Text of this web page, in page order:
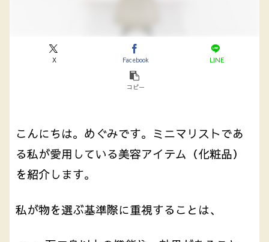
X Facebook LINE
コピー
こんにちは。めぐみです。ミニマリストであ
る私が愛用している美容アイテム（化粧品）
を紹介します。
私が物を選ぶ基準際に重視することは、